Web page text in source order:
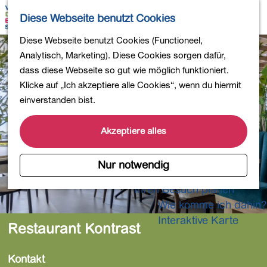
Diese Webseite benutzt Cookies
Diese Webseite benutzt Cookies (Functioneel,
Analytisch, Marketing). Diese Cookies sorgen dafür,
dass diese Webseite so gut wie möglich funktioniert.
Klicke auf „Ich akzeptiere alle Cookies“, wenn du hiermit
einverstanden bist.
Akzeptiere alles
Nur notwendig
G
e
h
e
n
S
i
e
z
u
r
H
K
r
t
e
S
c
h
e
n
e
n
ü
Einkaufen
Essen und Trinken
Kinderaktivitäten
In die Natur
Polder und Seen
Museen und mehr
Aktiv und gesund
4-Tage-Wanderung
Übernachtungen
Ihren Besuch planen
Wie komme ich dahin?
Interaktive Karte
Restaurant Kontrast
Kontakt